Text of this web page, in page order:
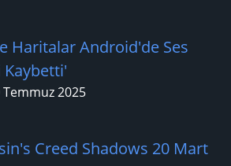
Haritalar Android'de Ses
Temmuz 2025
Creed Shadows 20 Mart